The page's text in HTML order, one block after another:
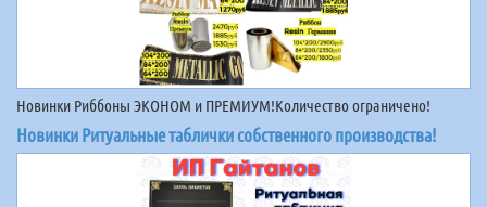
Новинки Риббоны ЭКОНОМ и ПРЕМИУМ!Количество ограничено!
Новинки Ритуальные таблички собственного производства!